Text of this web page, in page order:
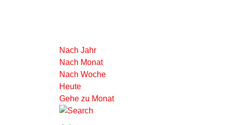
Nach Jahr
Nach Monat
Nach Woche
Heute
Gehe zu Monat